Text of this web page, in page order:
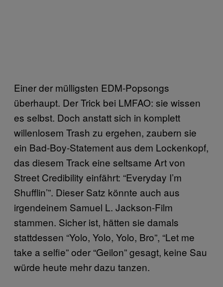
Einer der mülligsten EDM-Popsongs
überhaupt. Der Trick bei LMFAO: sie wissen
es selbst. Doch anstatt sich in komplett
willenlosem Trash zu ergehen, zaubern sie
ein Bad-Boy-Statement aus dem Lockenkopf,
das diesem Track eine seltsame Art von
Street Credibility einfährt: “Everyday I’m
Shufflin’”. Dieser Satz könnte auch aus
irgendeinem Samuel L. Jackson-Film
stammen. Sicher ist, hätten sie damals
stattdessen “Yolo, Yolo, Yolo, Bro”, “Let me
take a selfie” oder “Geilon” gesagt, keine Sau
würde heute mehr dazu tanzen.